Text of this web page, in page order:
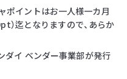
ポイントはお一人様一カ月
）迄となりますので、あらか
ダイ ベンダー事業部が発行